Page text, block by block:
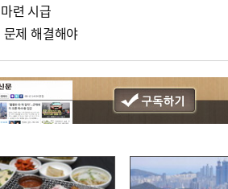
련 시급
문제 해결해야